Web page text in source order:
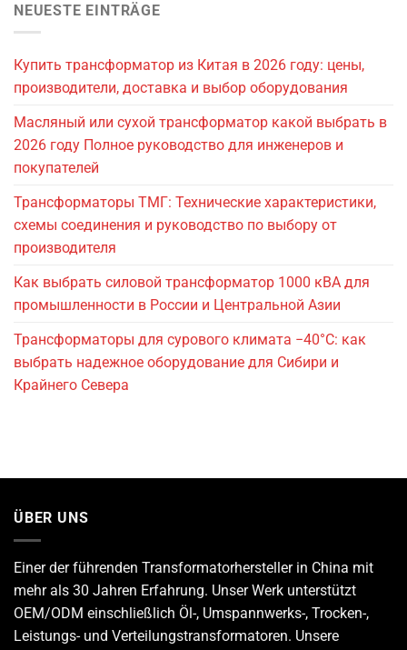
NEUESTE EINTRÄGE
Купить трансформатор из Китая в 2026 году: цены,
производители, доставка и выбор оборудования
Масляный или сухой трансформатор какой выбрать в
2026 году Полное руководство для инженеров и
покупателей
Трансформаторы ТМГ: Технические характеристики,
схемы соединения и руководство по выбору от
производителя
Как выбрать силовой трансформатор 1000 кВА для
промышленности в России и Центральной Азии
Трансформаторы для сурового климата −40°C: как
выбрать надежное оборудование для Сибири и
Крайнего Севера
ÜBER UNS
Einer der führenden Transformatorherstellerin China mit
mehr als 30 Jahren Erfahrung. Unser Werk unterstützt
OEM/ODM einschließlich Öl-, Umspannwerks-, Trocken-,
Leistungs- und Verteilungstransformatoren. Unsere